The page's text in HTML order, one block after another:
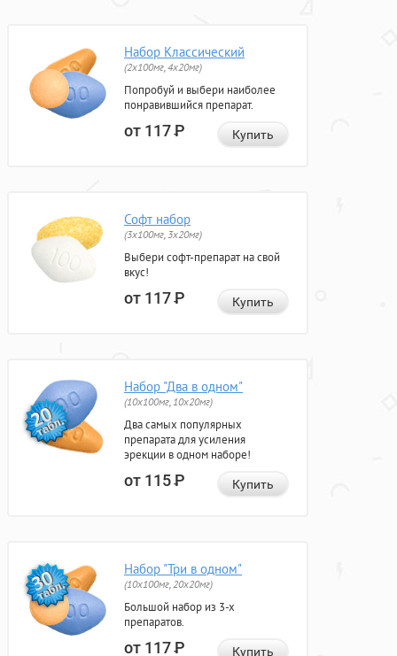
Набор Классический
(2x100мг, 4x20мг)
Попробуй и выбери наиболее
понравившийся препарат.
от 117Р Купить
Софт набор
(3x100мг, 3x20мг)
Выбери софт-препарат на свой
вкус!
от 117Р Купить
Набор "Два в одном"
(10x100мг, 10x20мг)
Два самых популярных
препарата для усиления
эрекции в одном наборе!
от 115Р Купить
Набор "Три в одном"
(10x100мг, 20x20мг)
Большой набор из 3-х
препаратов.
от 117Р Купить